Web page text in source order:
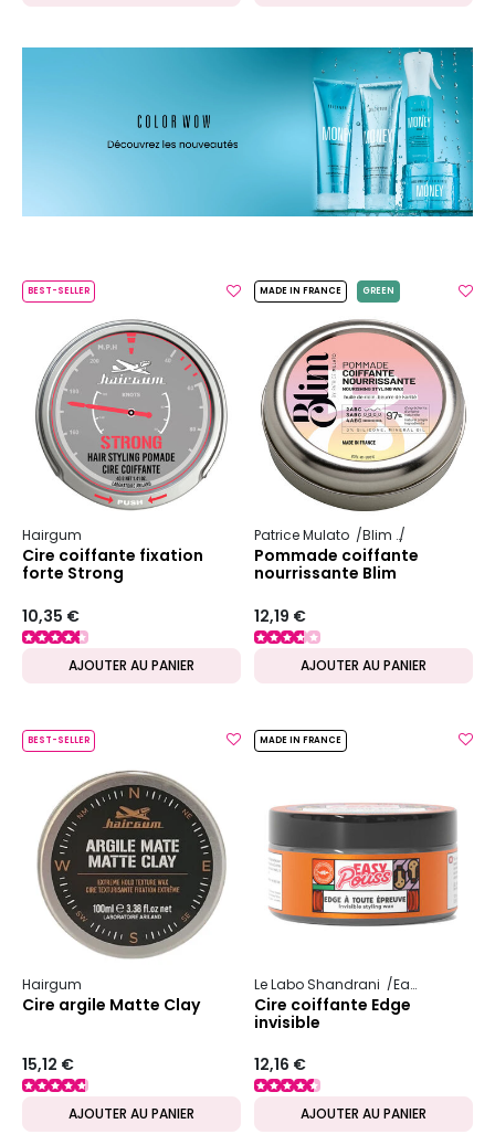
BEST-SELLER
Hairgum
Cire coiffante fixation
forte Strong
10,35 €
AJOUTER AU PANIER
MADE IN FRANCE GREEN
Patrice Mulato Blim
Pommade coiffante
nourrissante Blim
12,19 €
AJOUTER AU PANIER
BEST-SELLER
Hairgum
Cire argile Matte Clay
15,12 €
AJOUTER AU PANIER
MADE IN FRANCE
Le Labo Shandrani Easy Pouss
Cire coiffante Edge
invisible
12,16 €
AJOUTER AU PANIER